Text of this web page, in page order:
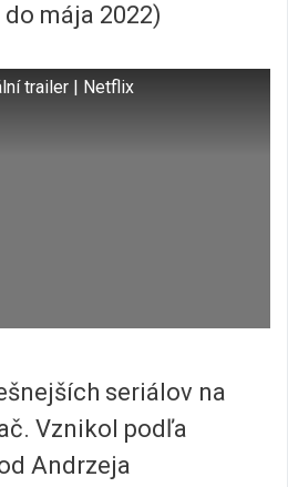
do mája 2022)
trailer | Netflix
seriálov na
Vznikol podľa
Andrzeja